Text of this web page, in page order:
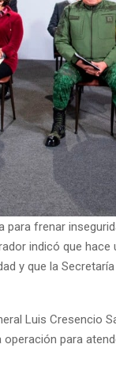
para frenar
indicó que
y que la
Luis Cresencio
para